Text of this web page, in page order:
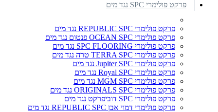
פרקט פולימרי SPC נגד מים
פרקט פולימרי REPUBLIC SPC נגד מים
פרקט פולימרי OCEAN SPC פנטום נגד מים
פרקט פולימרי SPC FLOORING נגד מים
פרקט פולימרי TERRA SPC טרה נגד מים
פרקט פולימרי Jupiter SPC נגד מים
פרקט פולימרי Royal SPC נגד מים
פרקט פולימרי MGM SPC נגד מים
פרקט פולימרי ORIGINALS SPC נגד מים
פרקט פולימרי SPC דוביפרקט נגד מים
פרקט פולימרי דמוי אבן REPUBLIC SPC נגד מים